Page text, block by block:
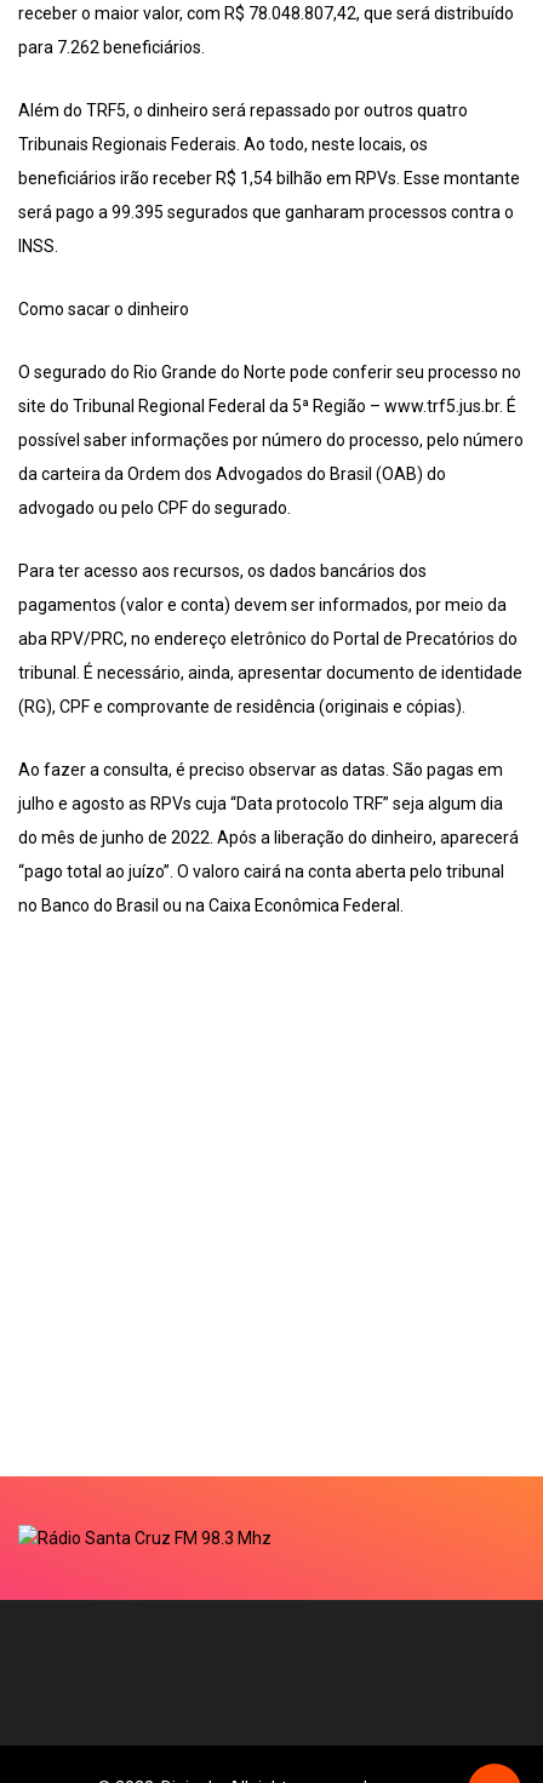
receber o maior valor, com R$ 78.048.807,42, que será distribuído
para 7.262 beneficiários.
Além do TRF5, o dinheiro será repassado por outros quatro
Tribunais Regionais Federais. Ao todo, neste locais, os
beneficiários irão receber R$ 1,54 bilhão em RPVs. Esse montante
será pago a 99.395 segurados que ganharam processos contra o
INSS.
Como sacar o dinheiro
O segurado do Rio Grande do Norte pode conferir seu processo no
site do Tribunal Regional Federal da 5ª Região – www.trf5.jus.br. É
possível saber informações por número do processo, pelo número
da carteira da Ordem dos Advogados do Brasil (OAB) do
advogado ou pelo CPF do segurado.
Para ter acesso aos recursos, os dados bancários dos
pagamentos (valor e conta) devem ser informados, por meio da
aba RPV/PRC, no endereço eletrônico do Portal de Precatórios do
tribunal. É necessário, ainda, apresentar documento de identidade
(RG), CPF e comprovante de residência (originais e cópias).
Ao fazer a consulta, é preciso observar as datas. São pagas em
julho e agosto as RPVs cuja “Data protocolo TRF” seja algum dia
do mês de junho de 2022. Após a liberação do dinheiro, aparecerá
“pago total ao juízo”. O valoro cairá na conta aberta pelo tribunal
no Banco do Brasil ou na Caixa Econômica Federal.